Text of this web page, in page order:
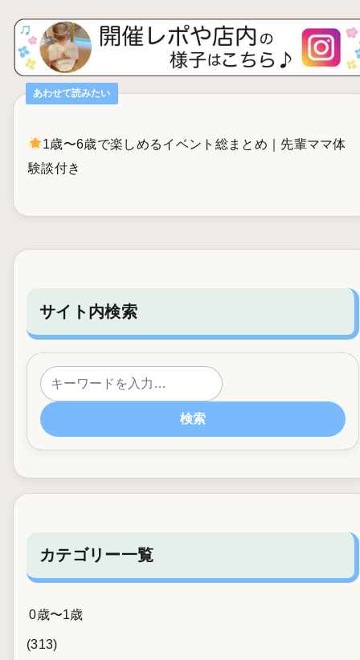
あわせて読みたい
1歳〜6歳で楽しめるイベント総まとめ｜先輩ママ体
験談付き
サイト内検索
検索
カテゴリー一覧
0歳〜1歳
(313)